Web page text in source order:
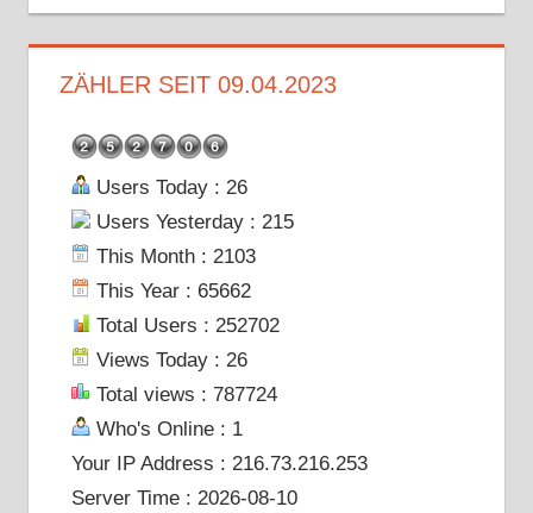
ZÄHLER SEIT 09.04.2023
Users Today : 26
Users Yesterday : 215
This Month : 2103
This Year : 65662
Total Users : 252702
Views Today : 26
Total views : 787724
Who's Online : 1
Your IP Address : 216.73.216.253
Server Time : 2026-08-10